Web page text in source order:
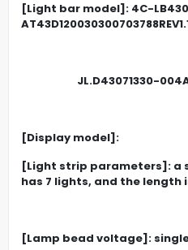
[Light bar model]: 4C-
JL.D43071330-
[Display model]:
[Light strip parameters]: a
has 7 lights, and the length
[Lamp bead voltage]: